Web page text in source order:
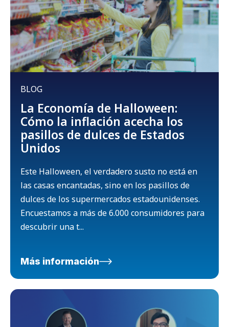
BLOG
La Economía de Halloween:
Cómo la inflación acecha los
pasillos de dulces de Estados
Unidos
Este Halloween, el verdadero susto no está en
las casas encantadas, sino en los pasillos de
dulces de los supermercados estadounidenses.
Encuestamos a más de 6.000 consumidores para
descubrir una t...
Más información